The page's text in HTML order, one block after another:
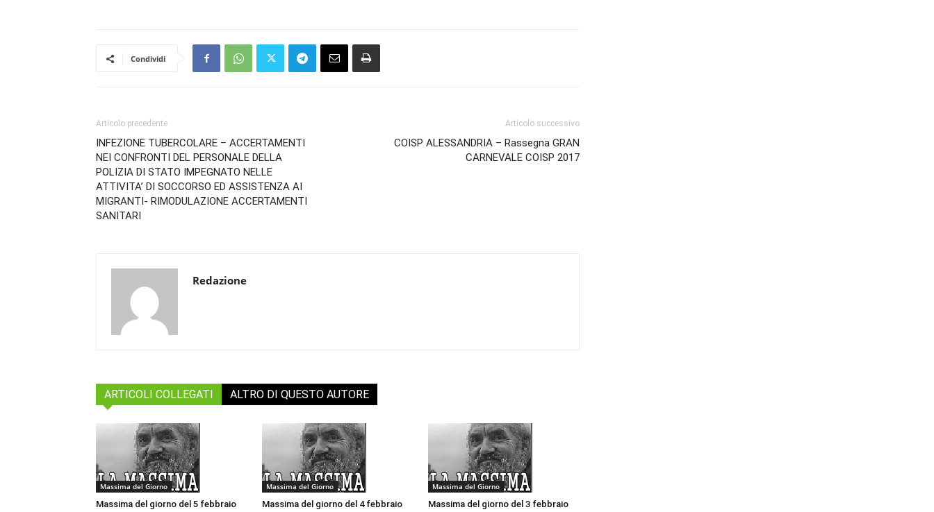
Condividi
Articolo precedente
INFEZIONE TUBERCOLARE – ACCERTAMENTI
NEI CONFRONTI DEL PERSONALE DELLA
POLIZIA DI STATO IMPEGNATO NELLE
ATTIVITA’ DI SOCCORSO ED ASSISTENZA AI
MIGRANTI- RIMODULAZIONE ACCERTAMENTI
SANITARI
Articolo successivo
COISP ALESSANDRIA – Rassegna GRAN
CARNEVALE COISP 2017
Redazione
ARTICOLI COLLEGATI ALTRO DI QUESTO AUTORE
Massima del Giorno
Massima del giorno del 5 febbraio
Massima del Giorno
Massima del giorno del 4 febbraio
Massima del Giorno
Massima del giorno del 3 febbraio